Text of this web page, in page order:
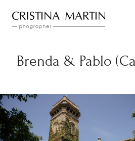
Brenda & Pablo